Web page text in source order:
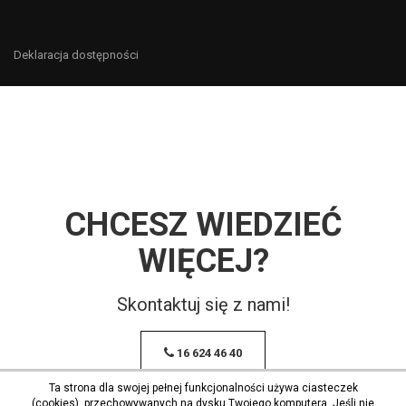
Deklaracja dostępności
CHCESZ WIEDZIEĆ
WIĘCEJ?
Skontaktuj się z nami!
16 624 46 40
Ta strona dla swojej pełnej funkcjonalności używa ciasteczek
(cookies), przechowywanych na dysku Twojego komputera. Jeśli nie